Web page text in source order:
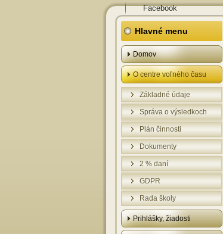
Facebook
Hlavné menu
Domov
O centre voľného času
Základné údaje
Správa o výsledkoch
Plán činnosti
Dokumenty
2 % daní
GDPR
Rada školy
Prihlášky, žiadosti